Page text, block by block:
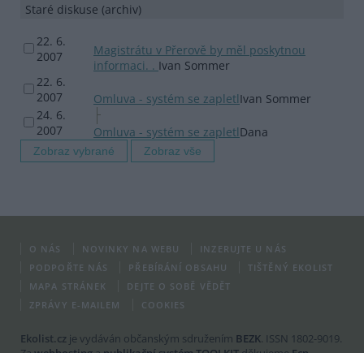
Staré diskuse (archiv)
22. 6.
2007
Magistrátu v Přerově by měl poskytnou
informaci. . Ivan Sommer
22. 6.
2007
Omluva - systém se zapletlIvan Sommer
24. 6.
2007
Omluva - systém se zapletlDana
O NÁS NOVINKY NA WEBU
INZERUJTE U NÁS
PODPOŘTE NÁS
PŘEBÍRÁNÍ OBSAHU
TIŠTĚNÝ EKOLIST
MAPA STRÁNEK
DEJTE O SOBĚ VĚDĚT
ZPRÁVY E-MAILEM
COOKIES
Ekolist.cz je vydáván občanským sdružením BEZK. ISSN 1802-9019.